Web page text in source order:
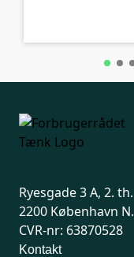
Ryesgade 3 A, 2. th.
2200 København N.
CVR-nr: 63870528
Kontakt